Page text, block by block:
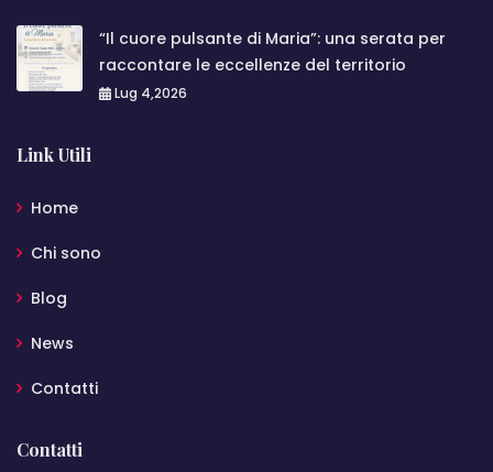
“Il cuore pulsante di Maria”: una serata per
raccontare le eccellenze del territorio
Lug 4,2026
Link Utili
Home
Chi sono
Blog
News
Contatti
Contatti